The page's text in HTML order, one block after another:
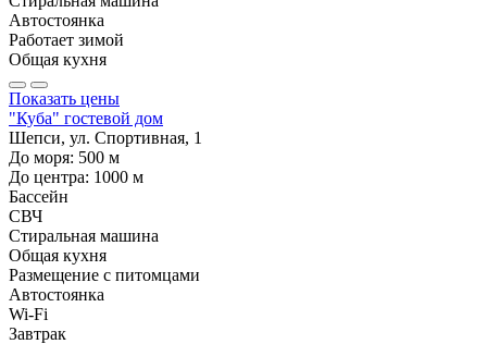
Автостоянка
Работает зимой
Общая кухня
Показать цены
"Куба" гостевой дом
Шепси, ул. Спортивная, 1
До моря: 500 м
До центра: 1000 м
Бассейн
СВЧ
Стиральная машина
Общая кухня
Размещение с питомцами
Автостоянка
Wi-Fi
Завтрак